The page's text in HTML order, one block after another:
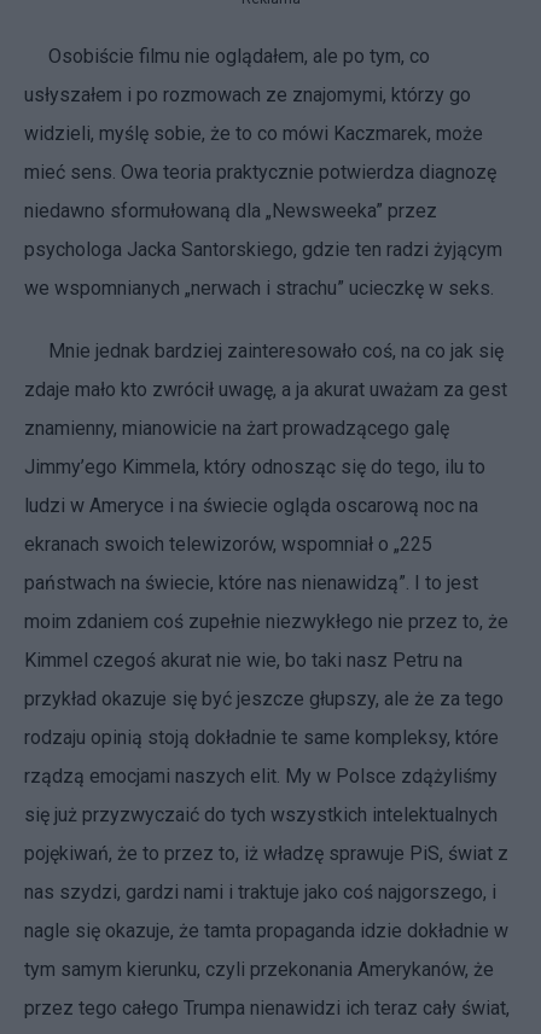
Osobiście filmu nie oglądałem, ale po tym, co
usłyszałem i po rozmowach ze znajomymi, którzy go
widzieli, myślę sobie, że to co mówi Kaczmarek, może
mieć sens. Owa teoria praktycznie potwierdza diagnozę
niedawno sformułowaną dla „Newsweeka” przez
psychologa Jacka Santorskiego, gdzie ten radzi żyjącym
we wspomnianych „nerwach i strachu” ucieczkę w seks.
Mnie jednak bardziej zainteresowało coś, na co jak się
zdaje mało kto zwrócił uwagę, a ja akurat uważam za gest
znamienny, mianowicie na żart prowadzącego galę
Jimmy’ego Kimmela, który odnosząc się do tego, ilu to
ludzi w Ameryce i na świecie ogląda oscarową noc na
ekranach swoich telewizorów, wspomniał o „225
państwach na świecie, które nas nienawidzą”. I to jest
moim zdaniem coś zupełnie niezwykłego nie przez to, że
Kimmel czegoś akurat nie wie, bo taki nasz Petru na
przykład okazuje się być jeszcze głupszy, ale że za tego
rodzaju opinią stoją dokładnie te same kompleksy, które
rządzą emocjami naszych elit. My w Polsce zdążyliśmy
się już przyzwyczaić do tych wszystkich intelektualnych
pojękiwań, że to przez to, iż władzę sprawuje PiS, świat z
nas szydzi, gardzi nami i traktuje jako coś najgorszego, i
nagle się okazuje, że tamta propaganda idzie dokładnie w
tym samym kierunku, czyli przekonania Amerykanów, że
przez tego całego Trumpa nienawidzi ich teraz cały świat,